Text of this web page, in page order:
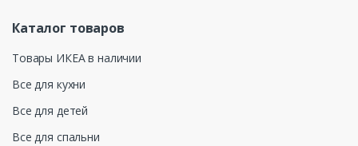
Каталог товаров
Товары ИКЕА в наличии
Все для кухни
Все для детей
Все для спальни